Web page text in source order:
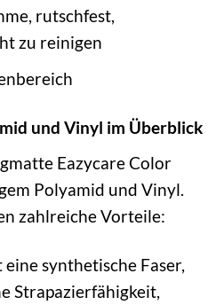
rutschfest,
zu reinigen
und Vinyl im Überblick
Eazycare Color
Polyamid und Vinyl.
zahlreiche Vorteile:
synthetische Faser,
Strapazierfähigkeit,